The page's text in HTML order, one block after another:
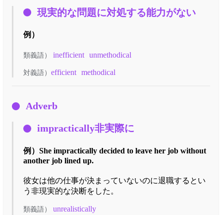
現実的な問題に対処する能力がない
例）
類義語） inefficient unmethodical
対義語） efficient methodical
Adverb
impractically非実際に
例） She impractically decided to leave her job without
another job lined up.
彼女は他の仕事が決まっていないのに退職するとい
う非現実的な決断をした。
類義語） unrealistically